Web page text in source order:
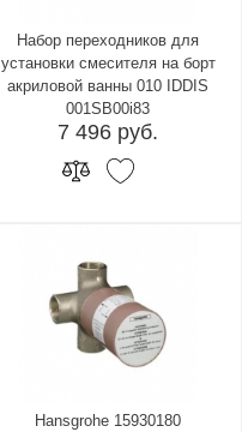
Набор переходников для
установки смесителя на борт
акриловой ванны 010 IDDIS
001SB00i83
7 496 руб.
Hansgrohe 15930180